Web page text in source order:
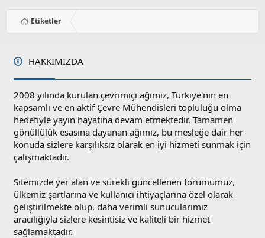
Etiketler
HAKKIMIZDA
2008 yılında kurulan çevrimiçi ağımız, Türkiye'nin en
kapsamlı ve en aktif Çevre Mühendisleri topluluğu olma
hedefiyle yayın hayatına devam etmektedir. Tamamen
gönüllülük esasına dayanan ağımız, bu mesleğe dair her
konuda sizlere karşılıksız olarak en iyi hizmeti sunmak için
çalışmaktadır.
Sitemizde yer alan ve sürekli güncellenen forumumuz,
ülkemiz şartlarına ve kullanıcı ihtiyaçlarına özel olarak
geliştirilmekte olup, daha verimli sunucularımız
aracılığıyla sizlere kesintisiz ve kaliteli bir hizmet
sağlamaktadır.